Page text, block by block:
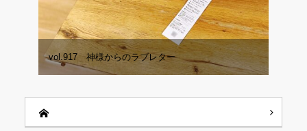
vol.917 神様からのラブレター